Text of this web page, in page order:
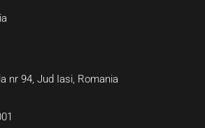
nr 94, Jud Iasi, Romania